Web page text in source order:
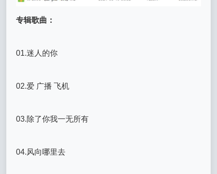
专辑歌曲：
01.迷人的你
02.爱 广播 飞机
03.除了你我一无所有
04.风向哪里去